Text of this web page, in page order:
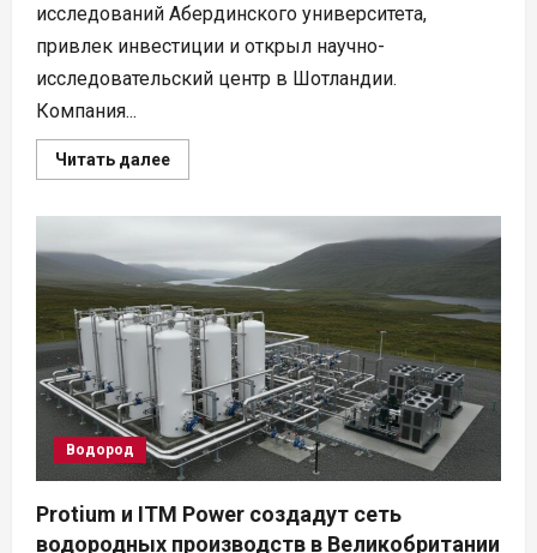
исследований Абердинского университета,
привлек инвестиции и открыл научно-
исследовательский центр в Шотландии.
Компания...
Читать далееПрочитать
больше
получения
водорода
напрямую
из
морской
воды
Водород
Protium и ITM Power создадут сеть
водородных производств в Великобритании